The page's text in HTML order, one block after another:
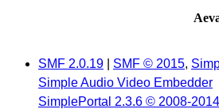
SMF 2.0.19 SMF © 2015,
Simple Audio Video Embedder
SimplePortal 2.3.6 © 2008-